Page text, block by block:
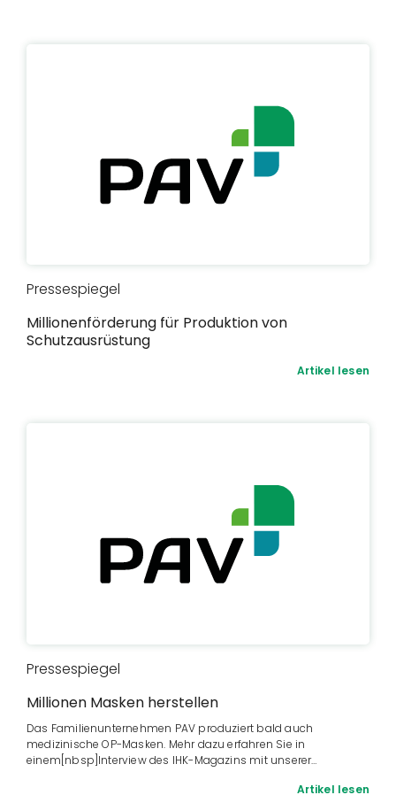
Pressespiegel
Millionenförderung für Produktion von
Schutzausrüstung
Artikel lesen
Pressespiegel
Millionen Masken herstellen
Das Familienunternehmen PAV produziert bald auch
medizinische OP-Masken. Mehr dazu erfahren Sie in
einem[nbsp]Interview des IHK-Magazins mit unserer…
Artikel lesen